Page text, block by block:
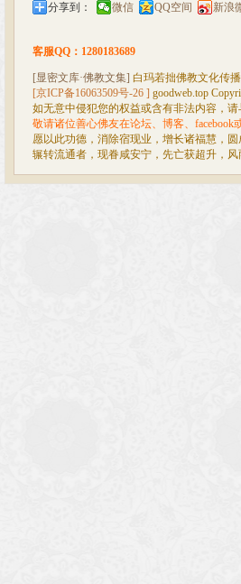
分享到： 微信 QQ空间 新浪
客服QQ：1280183689
[显密文库·佛教文集] 白玛若拙佛教文化传
[京ICP备16063509号-26 ] goodweb.top
如无意中侵犯您的权益或含有非法内容，请
敬请诸位善心佛友在论坛、博客、
愿以此功德，消除宿现业，增长诸福慧，
辗转流通者，现眷咸安宁，先亡获超升，